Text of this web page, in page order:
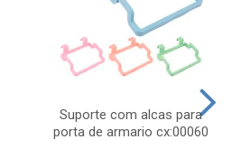
Suporte com alcas para
porta de armario cx:00060